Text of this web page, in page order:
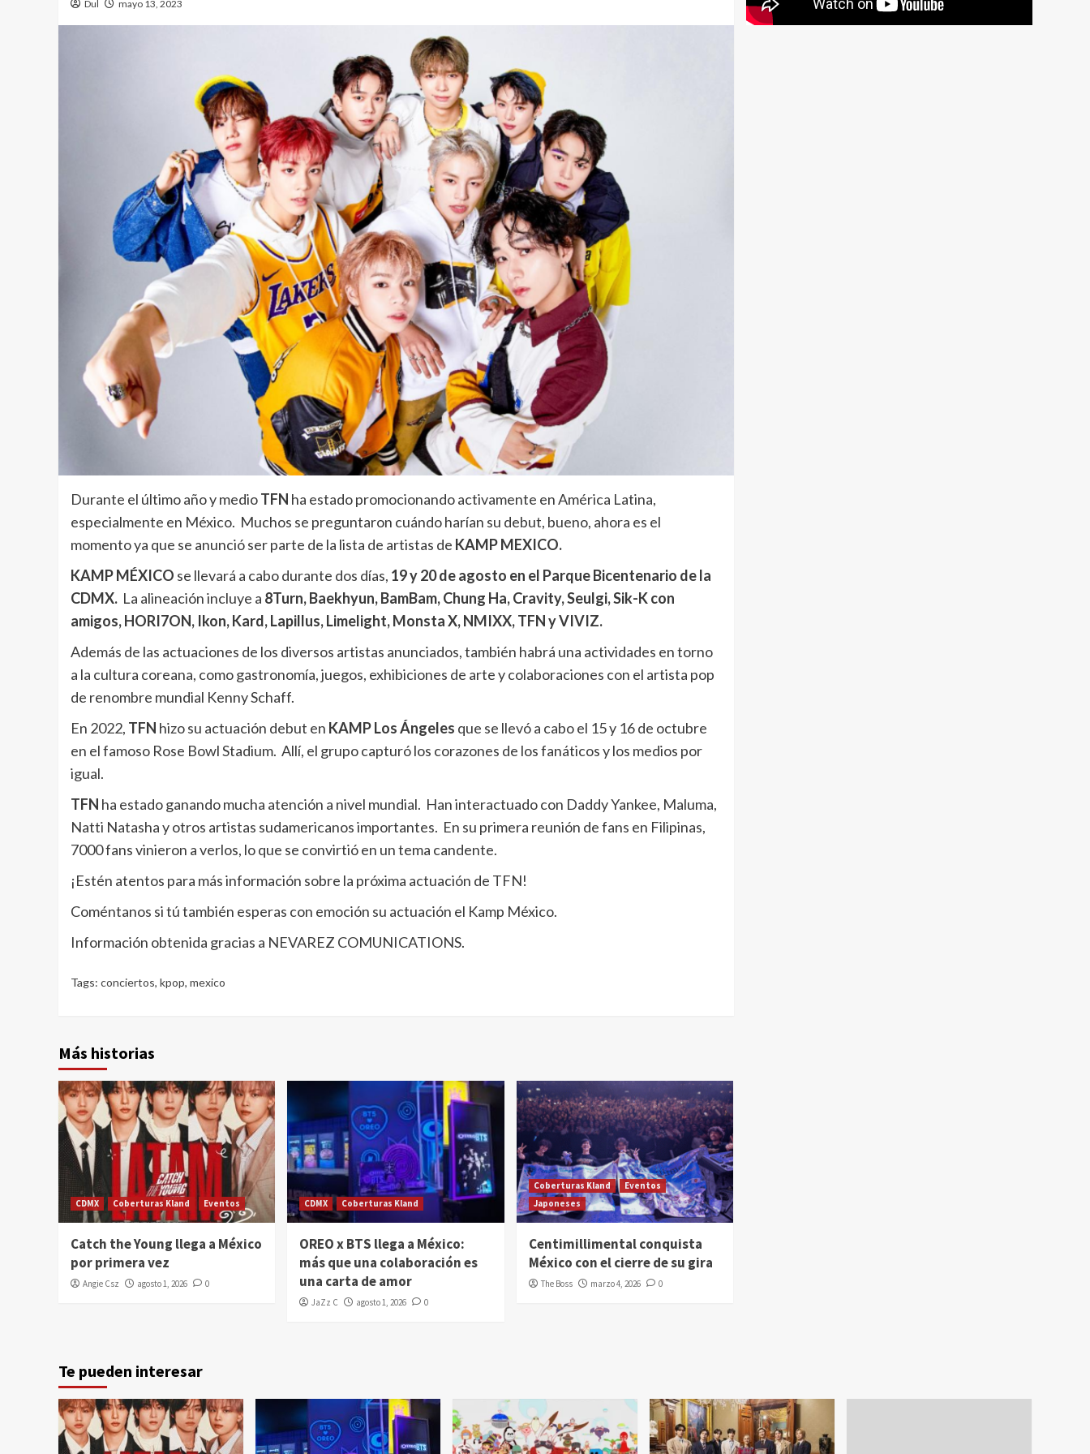
Dul mayo 13, 2023
Durante el último año y medioTFN ha estado promocionando activamente en América Latina,
especialmente en México. Muchos se preguntaron cuándo harían su debut, bueno, ahora es el
momento ya que se anunció ser parte de la lista de artistas de KAMP MEXICO.
KAMP MÉXICO se llevará a cabo durante dos días, 19 y 20 de agosto en el Parque Bicentenario de la
CDMX. La alineación incluye a 8Turn, Baekhyun, BamBam, Chung Ha, Cravity, Seulgi, Sik-K con
amigos, HORI7ON, Ikon, Kard, Lapillus, Limelight, Monsta X, NMIXX, TFN y VIVIZ.
Además de las actuaciones de los diversos artistas anunciados, también habrá una actividades en torno
a la cultura coreana, como gastronomía, juegos, exhibiciones de arte y colaboraciones con el artista pop
de renombre mundial Kenny Schaff.
En 2022, TFN hizo su actuación debut en KAMP Los Ángeles que se llevó a cabo el 15 y 16 de octubre
en el famoso Rose Bowl Stadium. Allí, el grupo capturó los corazones de los fanáticos y los medios por
igual.
TFN ha estado ganando mucha atención a nivel mundial. Han interactuado con Daddy Yankee, Maluma,
Natti Natasha y otros artistas sudamericanos importantes. En su primera reunión de fans en Filipinas,
7000 fans vinieron a verlos, lo que se convirtió en un tema candente.
¡Estén atentos para más información sobre la próxima actuación de TFN!
Coméntanos si tú también esperas con emoción su actuación el Kamp México.
Información obtenida gracias a NEVAREZ COMUNICATIONS.
Tags: conciertos, kpop, mexico
Más historias
CDMX Coberturas Kland Eventos
Catch the Young llega a México
por primera vez
Angie Csz agosto 1, 2026 0
CDMX Coberturas Kland
OREO x BTS llega a México:
más que una colaboración es
una carta de amor
JaZz C agosto 1, 2026 0
Coberturas Kland
Eventos
Japoneses
Centimillimental conquista
México con el cierre de su gira
The Boss marzo 4, 2026 0
Te pueden interesar